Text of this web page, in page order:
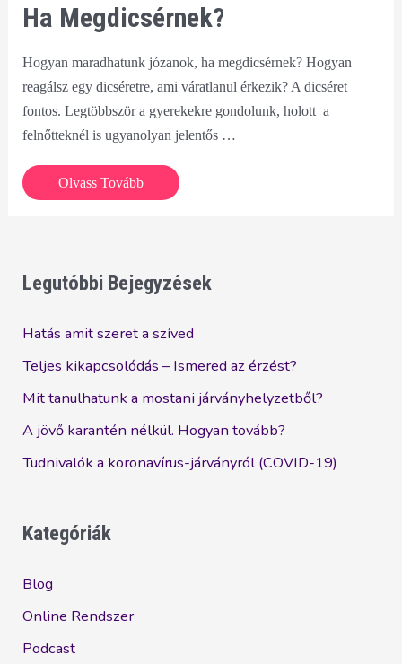
Ha Megdicsérnek?
Hogyan maradhatunk józanok, ha megdicsérnek? Hogyan
reagálsz egy dicséretre, ami váratlanul érkezik? A dicséret
fontos. Legtöbbször a gyerekekre gondolunk, holott a
felnőtteknél is ugyanolyan jelentős …
Hogyan
maradhatunk
megdicsérnek?
Olvass Tovább
Legutóbbi Bejegyzések
Hatás amit szeret a szíved
Teljes kikapcsolódás – Ismered az érzést?
Mit tanulhatunk a mostani járványhelyzetből?
A jövő karantén nélkül. Hogyan tovább?
Tudnivalók a koronavírus-járványról (COVID-19)
Kategóriák
Blog
Online Rendszer
Podcast